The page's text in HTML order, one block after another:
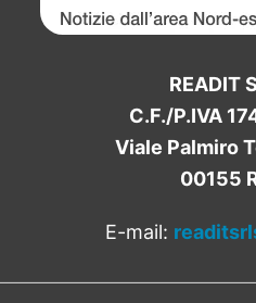
READIT
C.F./P.IVA
Viale Palmiro
00155
E-mail: